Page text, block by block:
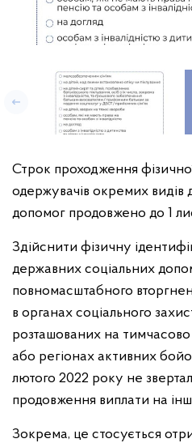
Строк проходження
одержувачів окремих видів
допомог продовжено до 1
Здійснити фізичну
державних соціальних
повномасштабного
в органах соціального
розташованих на
або регіонах активних
лютого 2022 року не
продовження виплати на
Зокрема, це стосується